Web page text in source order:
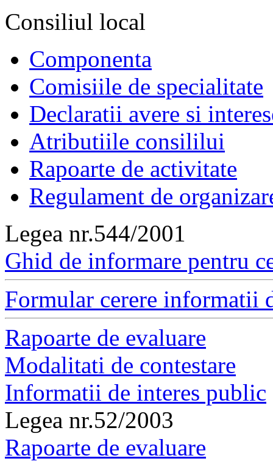
Consiliul local
Componenta
Comisiile de specialitate
Declaratii avere si
Atributiile consililui
Rapoarte de activitate
Regulament de
Legea nr.544/2001
Ghid de informare pentru
Formular cerere informatii
Rapoarte de evaluare
Modalitati de contestare
Informatii de interes public
Legea nr.52/2003
Rapoarte de evaluare